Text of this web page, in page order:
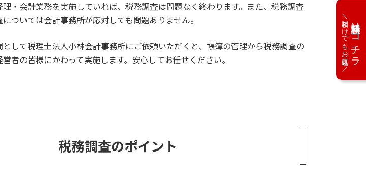
理・会計業務を実施していれば、税務調査は問題なく終わります。また、税務調査
ついては会計事務所が応対しても問題ありません。
して税理士法人小林会計事務所にご依頼いただくと、帳簿の管理から税務調査の
者の皆様にかわって実施します。安心してお任せください。
税務調査のポイント
無料相談はコチラ
＼相談だけでもお気軽に／